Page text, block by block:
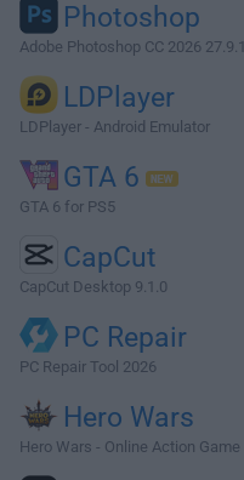
Photoshop
Adobe Photoshop CC 2026
LDPlayer
LDPlayer - Android Emulator
GTA 6
GTA 6 for PS5
CapCut
CapCut Desktop 9.1.0
PC Repair
PC Repair Tool 2026
Hero Wars
Hero Wars - Online Action Game